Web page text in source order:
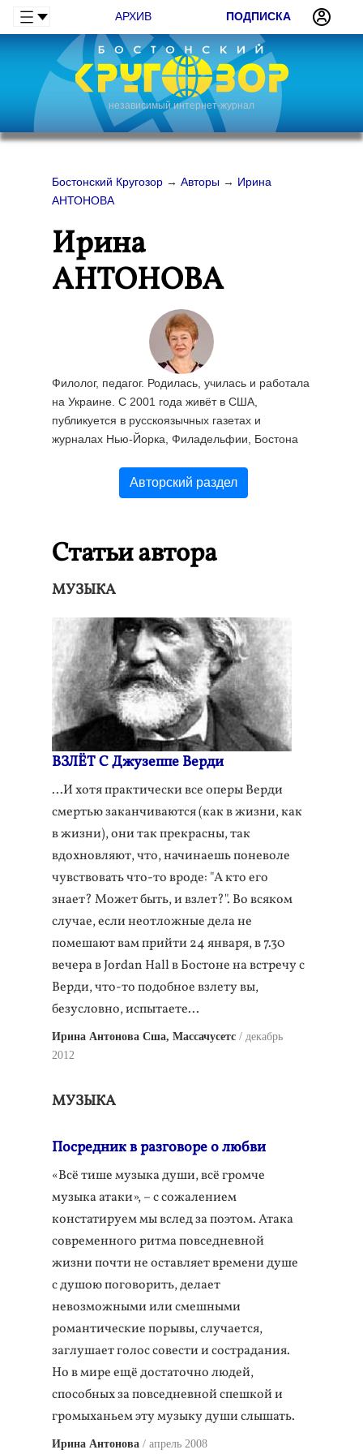
АРХИВ ПОДПИСКА
независимый интернет-журнал
Бостонский Кругозор → Авторы → Ирина
АНТОНОВА
Ирина
АНТОНОВА
Филолог, педагог. Родилась, училась и работала
на Украине. С 2001 года живёт в США,
публикуется в русскоязычных газетах и
журналах Нью-Йорка, Филадельфии, Бостона
Авторский раздел
Статьи автора
МУЗЫКА
ВЗЛЁТ С Джузеппе Верди
...И хотя практически все оперы Верди
смертью заканчиваются (как в жизни, как
в жизни), они так прекрасны, так
вдохновляют, что, начинаешь поневоле
чувствовать что-то вроде: "А кто его
знает? Может быть, и взлет?". Во всяком
случае, если неотложные дела не
помешают вам прийти 24 января, в 7.30
вечера в Jordan Hall в Бостоне на встречу с
Верди, что-то подобное взлету вы,
безусловно, испытаете...
Ирина Антонова Сша, Массачусетс
декабрь
2012
МУЗЫКА
Посредник в разговоре о любви
«Всё тише музыка души, всё громче
музыка атаки», – с сожалением
констатируем мы вслед за поэтом. Атака
современного ритма повседневной
жизни почти не оставляет времени душе
с душою поговорить, делает
невозможными или смешными
романтические порывы, случается,
заглушает голос совести и сострадания.
Но в мире ещё достаточно людей,
способных за повседневной спешкой и
громыханьем эту музыку души слышать.
Ирина Антонова апрель 2008